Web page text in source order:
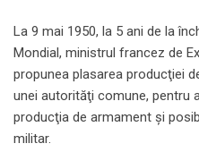
La 9 mai 1950, la 5 ani de la
Mondial, ministrul francez de
propunea plasarea producţiei
unei autorităţi comune, pentru
producţia de armament şi
militar.